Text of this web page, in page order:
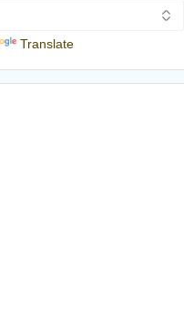
Translate